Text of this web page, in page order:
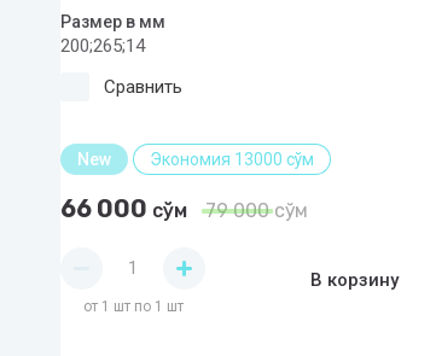
Размер в мм
200;265;14
Сравнить
New Экономия 13000 сўм
66 000 сўм 79 000сўм
от 1 шт по 1 шт
В корзину